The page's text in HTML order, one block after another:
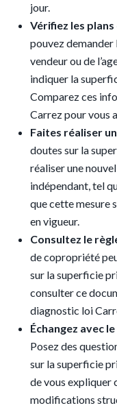
jour.
Vérifiez les
pouvez demander
vendeur ou de
indiquer la
Comparez ces
Carrez pour vous
Faites réaliser
doutes sur la
réaliser une
indépendant, tel
que cette mesure
en vigueur.
Consultez le
de copropriété
sur la superficie
consulter ce
diagnostic loi
Échangez avec
Posez des
sur la superficie
de vous expliquer
modifications